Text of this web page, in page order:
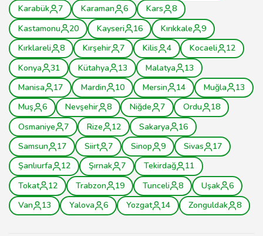
Karabük
7 Karaman 6 Kars
8
Kastamonu
20 Kayseri 16 Kırıkkale
9
Kırklareli
8 Kırşehir 7 Kilis 4 Kocaeli
12
Konya
31 Kütahya 13 Malatya
13
Manisa
17 Mardin 10 Mersin 14 Muğla
13
Muş
6 Nevşehir 8 Niğde 7 Ordu
18
Osmaniye
7 Rize 12 Sakarya
16
Samsun
17 Siirt 7 Sinop 9 Sivas
17
Şanlıurfa
12 Şırnak 7 Tekirdağ
11
Tokat
12 Trabzon 19 Tunceli 8 Uşak
6
Van
13 Yalova 6 Yozgat 14 Zonguldak 8